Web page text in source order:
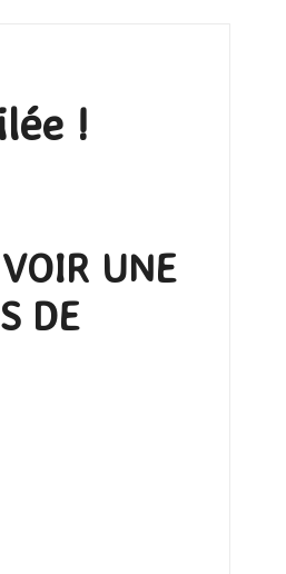
!
UNE
DE